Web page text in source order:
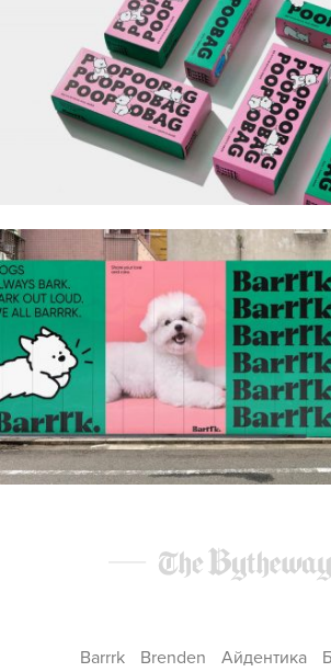
Barrrk Brenden Айдентика